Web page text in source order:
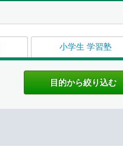
小学生 学習塾